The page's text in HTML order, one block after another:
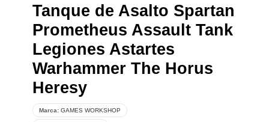
Tanque de Asalto Spartan
Prometheus Assault Tank
Legiones Astartes
Warhammer The Horus
Heresy
Marca: GAMES WORKSHOP